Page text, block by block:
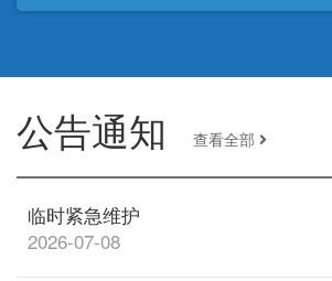
公告通知 查看全部
临时紧急维护
2026-07-08